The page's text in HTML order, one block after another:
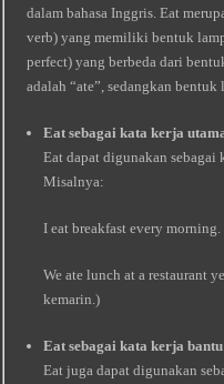
dalam bahasa Inggris. Eat
verb) yang memiliki bentuk
perfect) yang berbeda dari
adalah “ate”, sedangkan bentuk
Eat sebagai kata kerja
Eat dapat digunakan sebagai
Misalnya:
I eat breakfast every
We ate lunch at a restaurant
kemarin.)
Eat sebagai kata kerja bantu
Eat juga dapat digunakan